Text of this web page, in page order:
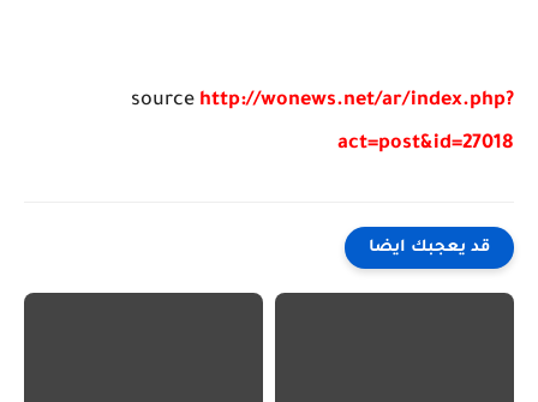
source http://wonews.net/ar/index.php?
act=post&id=27018
قد يعجبك ايضا